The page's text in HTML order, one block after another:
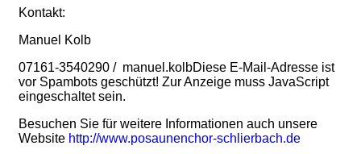
Kontakt:
Manuel Kolb
07161-3540290 / manuel.kolbDiese E-Mail-Adresse ist
vor Spambots geschützt! Zur Anzeige muss JavaScript
eingeschaltet sein.
Besuchen Sie für weitere Informationen auch unsere
Website http://www.posaunenchor-schlierbach.de